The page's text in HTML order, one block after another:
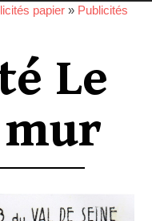
papier » Publicités
Le